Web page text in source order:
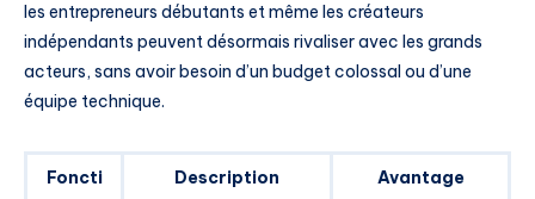
les entrepreneurs débutants et même les créateurs
indépendants peuvent désormais rivaliser avec les grands
acteurs, sans avoir besoin d’un budget colossal ou d’une
équipe technique.
Foncti
Description Avantage